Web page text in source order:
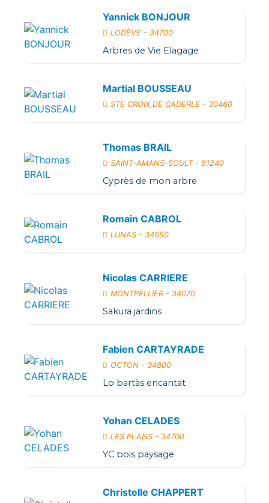
Yannick BONJOUR
LODÈVE - 34700
Arbres de Vie Elagage
Martial BOUSSEAU
STE CROIX DE CADERLE - 30460
Thomas BRAIL
SAINT-AMANS-SOULT - 81240
Cyprès de mon arbre
Romain CABROL
LUNAS - 34650
Nicolas CARRIERE
MONTPELLIER - 34070
Sakura jardins
Fabien CARTAYRADE
OCTON - 34800
Lo bartàs encantat
Yohan CELADES
LES PLANS - 34700
YC bois paysage
Christelle CHAPPERT